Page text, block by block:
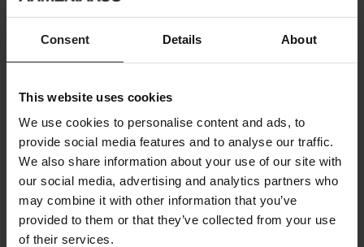
Consent Details About
This website uses cookies
We use cookies to personalise content and ads, to
provide social media features and to analyse our traffic.
We also share information about your use of our site with
our social media, advertising and analytics partners who
may combine it with other information that you’ve
provided to them or that they’ve collected from your use
of their services.
ZOE KUBB
GAN